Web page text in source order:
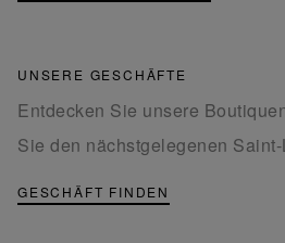
UNSERE GESCHÄFTE
Entdecken Sie unsere
Sie den nächstgelegenen
GESCHÄFT FINDEN